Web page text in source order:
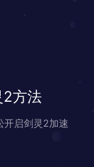
方法
开启剑灵2加速